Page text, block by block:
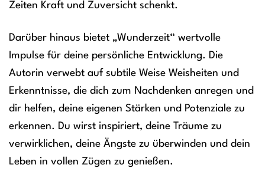
Zeiten Kraft und Zuversicht schenkt.
Darüber hinaus bietet „Wunderzeit“ wertvolle
Impulse für deine persönliche Entwicklung. Die
Autorin verwebt auf subtile Weise Weisheiten und
Erkenntnisse, die dich zum Nachdenken anregen und
dir helfen, deine eigenen Stärken und Potenziale zu
erkennen. Du wirst inspiriert, deine Träume zu
verwirklichen, deine Ängste zu überwinden und dein
Leben in vollen Zügen zu genießen.